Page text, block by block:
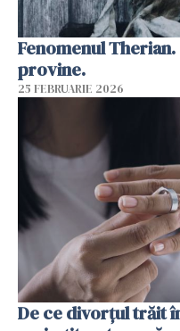
Fenomenul
provine.
25 FEBRUARIE 2026
De ce divorțul trăit